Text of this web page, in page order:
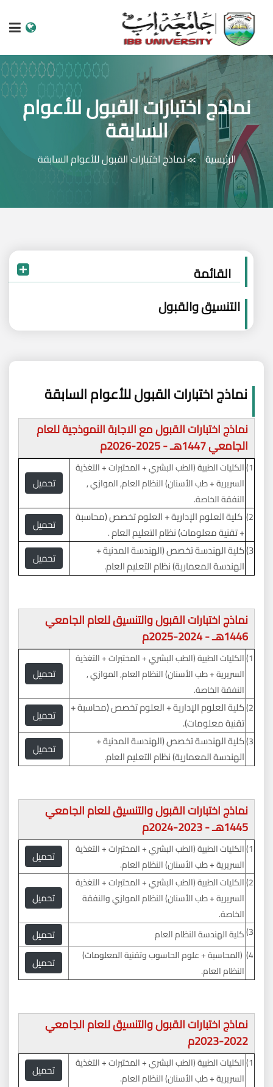
الرئيسية
عن الجامعة
البرامج الاكاديمية
خدمات الطالب
الكليات والمراكز
البحث العلمي
نماذج اختبارات القبول للأعوام
السابقة
الرئيسية نماذج اختبارات القبول للأعوام السابقة
القائمة
التنسيق والقبول
نماذج اختبارات القبول للأعوام السابقة
نماذج اختبارات القبول مع الاجابة النموذجية للعام
الجامعي 1447هـ - 2025-2026م
1) الكليات الطبية (الطب البشري + المختبرات + التغذية
السريرية + طب الأسنان) النظام العام, الموازي ,
النفقة الخاصة.
تحميل
2) كلية العلوم الإدارية + العلوم تخصص (محاسبة
+ تقنية معلومات) نظام التعليم العام.
تحميل
3) كلية الهندسة تخصص (الهندسة المدنية +
الهندسة المعمارية) نظام التعليم العام.
تحميل
نماذج اختبارات القبول والتنسيق للعام الجامعي
1446هـ - 2024-2025م
1) الكليات الطبية (الطب البشري + المختبرات + التغذية
السريرية + طب الأسنان) النظام العام, الموازي ,
النفقة الخاصة.
تحميل
2) كلية العلوم الإدارية + العلوم تخصص (محاسبة +
تقنية معلومات).
تحميل
3) كلية الهندسة تخصص (الهندسة المدنية +
الهندسة المعمارية) نظام التعليم العام.
تحميل
نماذج اختبارات القبول والتنسيق للعام الجامعي
1445هـ - 2023-2024م
1) الكليات الطبية (الطب البشري + المختبرات + التغذية
السريرية + طب الأسنان) النظام العام.
تحميل
2) الكليات الطبية (الطب البشري + المختبرات + التغذية
السريرية + طب الأسنان) النظام الموازي والنفقة
الخاصة.
تحميل
3) كلية الهندسة النظام العام تحميل
4) (المحاسبة + علوم الحاسوب وتقنية المعلومات)
النظام العام.
تحميل
نماذج اختبارات القبول والتنسيق للعام الجامعي
2022-2023م
1) الكليات الطبية (الطب البشري + المختبرات + التغذية
السريرية + طب الأسنان) النظام العام.
تحميل